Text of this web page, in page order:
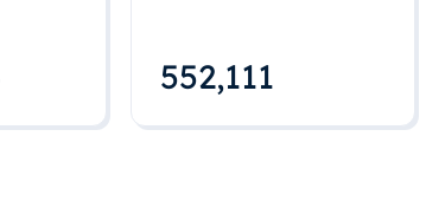
552,112